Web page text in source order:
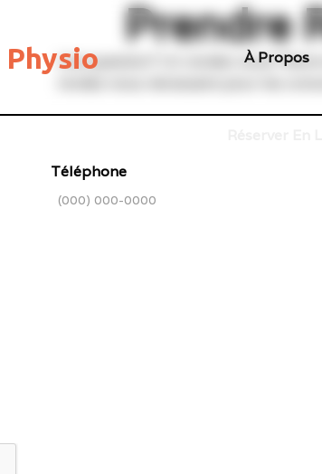
Physio À Propos
Prendre
Une question? Un rendez-vous?
Téléphone